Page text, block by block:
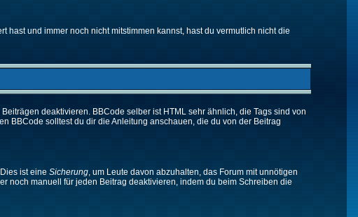
und immer noch nicht mitstimmen kannst, hast du vermutlich nicht die
deaktivieren. BBCode selber ist HTML sehr ähnlich, die Tags sind von
BBCode solltest du dir die Anleitung anschauen, die du von der Beitrag
ist eine Sicherung, um Leute davon abzuhalten, das Forum mit unnötigen
noch manuell für jeden Beitrag deaktivieren, indem du beim Schreiben die